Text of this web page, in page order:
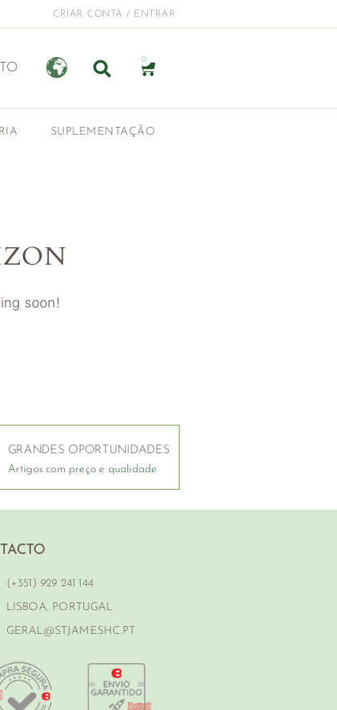
CRIAR CONTA / ENTRAR
0
SUPLEMENTAÇÃO
soon!
GRANDES OPORTUNIDADES
Artigos com preço e qualidade
(+351) 929 241 144
LISBOA, PORTUGAL
GERAL@STJAMESHC.PT